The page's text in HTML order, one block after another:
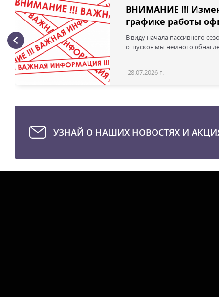
ВНИМАНИЕ !!!
графике работы
В виду начала пассивного
отпусков мы немного
28.07.2026 г.
УЗНАЙ О НАШИХ НОВОСТЯХ И